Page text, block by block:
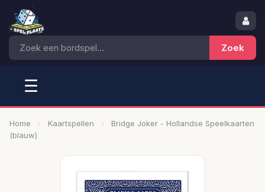
☰
Home Kaartspellen
Bridge Joker - Hollandse Speelkaarten
(blauw)